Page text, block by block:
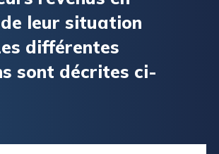
leur situation
différentes
sont décrites ci-